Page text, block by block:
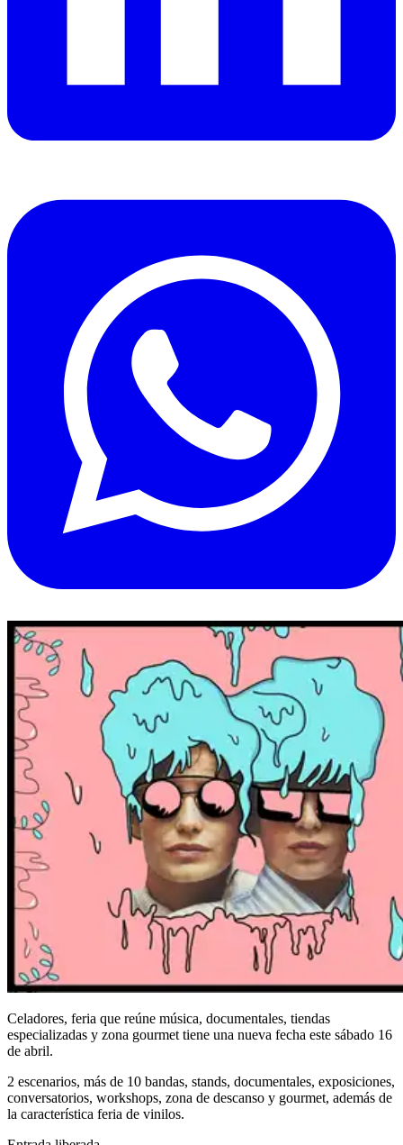
Celadores, feria que reúne música, documentales, tiendas
especializadas y zona gourmet tiene una nueva fecha este sábado 16
de abril.
2 escenarios, más de 10 bandas, stands, documentales, exposiciones,
conversatorios, workshops, zona de descanso y gourmet, además de
la característica feria de vinilos.